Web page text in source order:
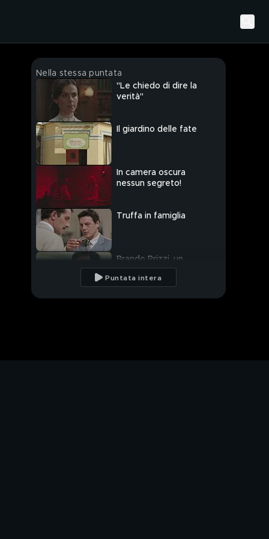
Nella stessa puntata
"Le chiedo di dire la
verità"
Il giardino delle fate
In camera oscura
nessun segreto!
Truffa in famiglia
Brando Prizzi, un
paziente dalle mille
risorse
Puntata intera